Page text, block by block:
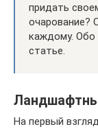
придать
очарование?
каждому. Обо
статье.
На первый